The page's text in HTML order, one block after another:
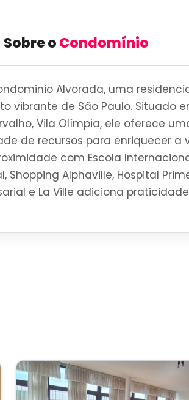
Sobre oCondomínio
Alvorada, uma
vibrante de São Paulo. Situado
Vila Olímpia, ele oferece
de recursos para enriquecer a
com Escola
Shopping Alphaville, Hospital
e La Ville adiciona